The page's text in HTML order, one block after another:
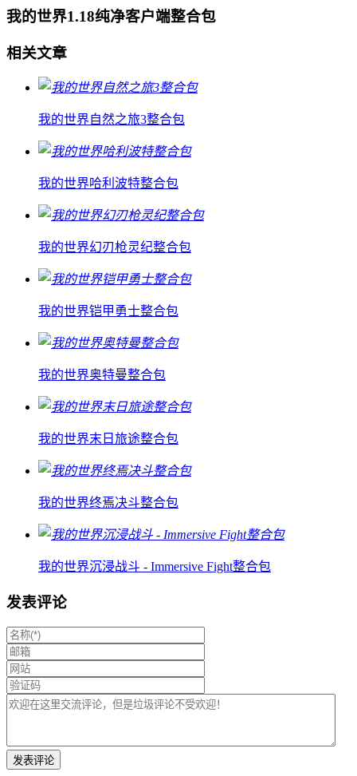
我的世界1.18纯净客户端整合包
相关文章
我的世界自然之旅3整合包
我的世界哈利波特整合包
我的世界幻刃枪灵纪整合包
我的世界铠甲勇士整合包
我的世界奥特曼整合包
我的世界末日旅途整合包
我的世界终焉决斗整合包
我的世界沉浸战斗 - Immersive Fight整合包
发表评论